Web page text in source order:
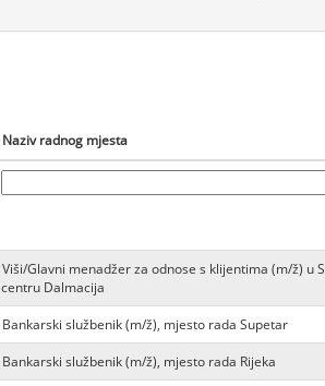
Naziv radnog mjesta
Viši/Glavni menadžer za odnose s klijentima (m/ž) u
centru Dalmacija
Bankarski službenik (m/ž), mjesto rada Supetar
Bankarski službenik (m/ž), mjesto rada Rijeka